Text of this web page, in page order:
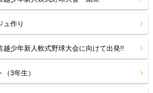
ュ作り
越少年新人軟式野球大会に向けて出発!!
3年生）